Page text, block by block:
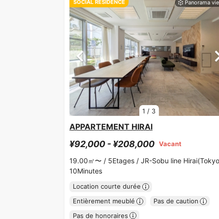
1 / 3
SOCIAL RESIDENCE
APPARTEMENT HIRAI
¥92,000 - ¥208,000 Vacant
19.00㎡〜 / 5Etages / JR-Sobu line
10Minutes
Location courte durée
Entièrement meublé
Pas de caution
Pas de honoraires